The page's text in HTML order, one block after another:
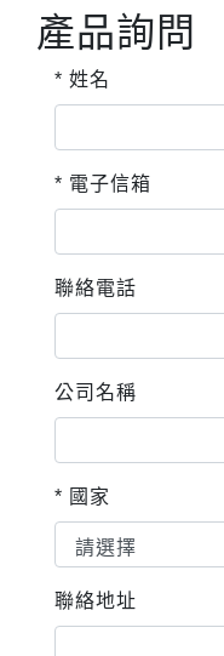
產品詢問
* 姓名
* 電子信箱
聯絡電話
公司名稱
* 國家
聯絡地址